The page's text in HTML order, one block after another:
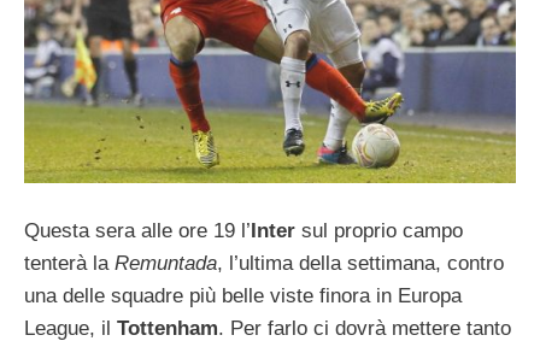
Questa sera alle ore 19 l’Inter sul proprio campo
tenterà la Remuntada, l’ultima della settimana, contro
una delle squadre più belle viste finora in Europa
League, il Tottenham. Per farlo ci dovrà mettere tanto